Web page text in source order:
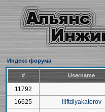
Индекс форума
# Username
11792
16625
!liftdlyakaterov